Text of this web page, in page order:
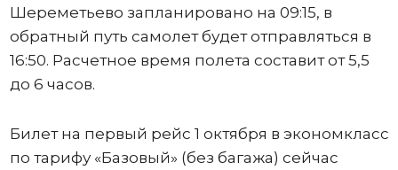
Шереметьево запланировано на 09:15, в
обратный путь самолет будет отправляться в
16:50. Расчетное время полета составит от 5,5
до 6 часов.
Билет на первый рейс 1 октября в экономкласс
по тарифу «Базовый» (без багажа) сейчас